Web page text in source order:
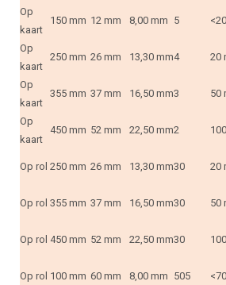
Op
kaart
150 mm 12 mm 8,00 mm 5
Op
kaart
250 mm 26 mm 13,30 mm4 20
Op
kaart
355 mm 37 mm 16,50 mm3 50
Op
kaart
450 mm 52 mm 22,50 mm2
Op rol 250 mm 26 mm 13,30 mm30 20
Op rol 355 mm 37 mm 16,50 mm30 50
Op rol 450 mm 52 mm 22,50 mm30
Op rol 100 mm 60 mm 8,00 mm 505